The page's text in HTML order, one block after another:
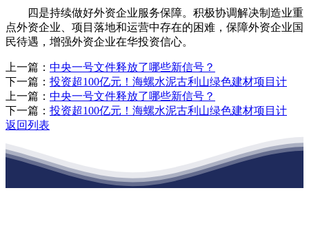
四是持续做好外资企业服务保障。积极协调解决制造业重
点外资企业、项目落地和运营中存在的困难，保障外资企业国
民待遇，增强外资企业在华投资信心。
上一篇： 中央一号文件释放了哪些新信号？
下一篇： 投资超100亿元！海螺水泥古利山绿色建材项目计
上一篇： 中央一号文件释放了哪些新信号？
下一篇： 投资超100亿元！海螺水泥古利山绿色建材项目计
返回列表